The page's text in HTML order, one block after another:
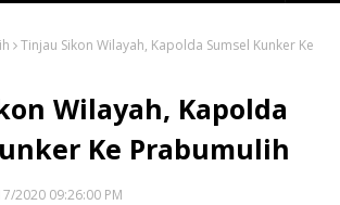
Tinjau Sikon Wilayah, Kapolda Sumsel Kunker Ke
Wilayah, Kapolda
Ke Prabumulih
2020 09:26:00 PM